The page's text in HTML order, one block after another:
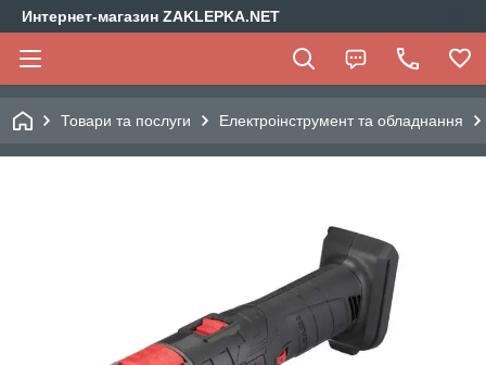
Интернет-магазин ZAKLEPKA.NET
Товари та послуги Електроінструмент та обладнання